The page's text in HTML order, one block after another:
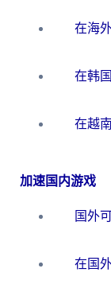
加速国内游戏